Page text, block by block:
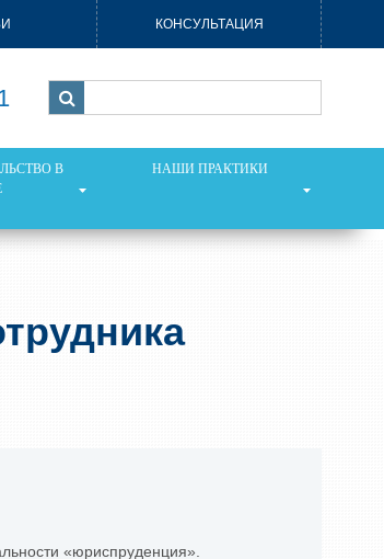
КОНСУЛЬТАЦИЯ
В
НАШИ ПРАКТИКИ
«юриспруденция».